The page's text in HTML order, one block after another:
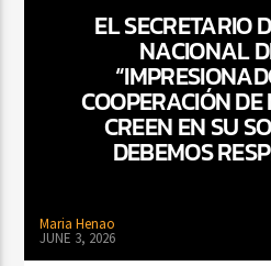
CURRENT SHOW
VIBRAS
2:00 AM 4:00 AM
EL SECRETARIO
NACIONAL
COOPERACIÓN
CREEN EN SU
DEBEMOS
Maria Henao
JUNE 3, 2026